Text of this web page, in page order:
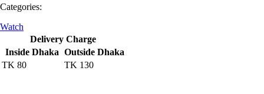
Categories:
Watch
Delivery Charge
Inside Dhaka Outside Dhaka
TK 80 TK 130